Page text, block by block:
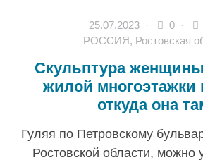
25.07.2023 · 0 ·
РОССИЯ, Ростовская
Скульптура
жилой многоэтажки
откуда она
Гуляя по Петровскому
Ростовской области, можно